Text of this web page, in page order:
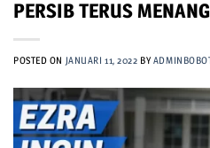
PERSIB TERUS MENANG
POSTED ON JANUARI 11, 2022 BY